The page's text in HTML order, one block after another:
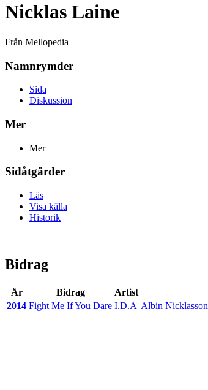
Nicklas Laine
Från Mellopedia
Namnrymder
Sida
Diskussion
Mer
Mer
Sidåtgärder
Läs
Visa källa
Historik
Bidrag
År Bidrag Artist
2014 Fight Me If You Dare I.D.A Albin Nicklasson